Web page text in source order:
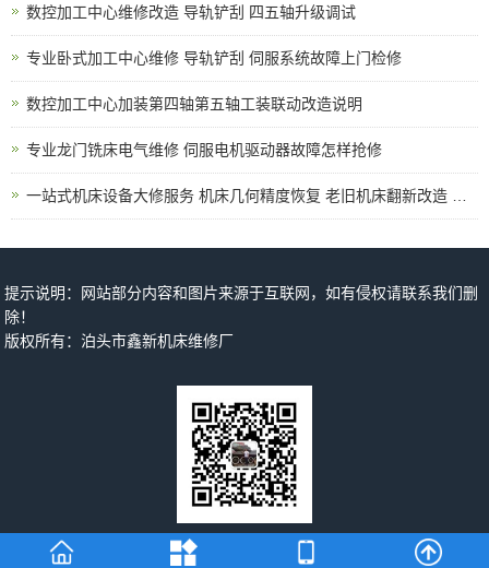
数控加工中心维修改造 导轨铲刮 四五轴升级调试
专业卧式加工中心维修 导轨铲刮 伺服系统故障上门检修
数控加工中心加装第四轴第五轴工装联动改造说明
专业龙门铣床电气维修 伺服电机驱动器故障怎样抢修
提示说明：网站部分内容和图片来源于互联网，如有侵权请联系我们删
除！
版权所有：泊头市鑫新机床维修厂